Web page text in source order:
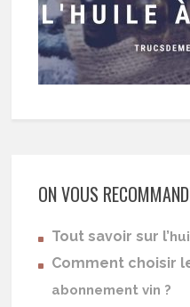
ON VOUS
Tout savoir sur l’
Comment choisir
abonnement vin ?